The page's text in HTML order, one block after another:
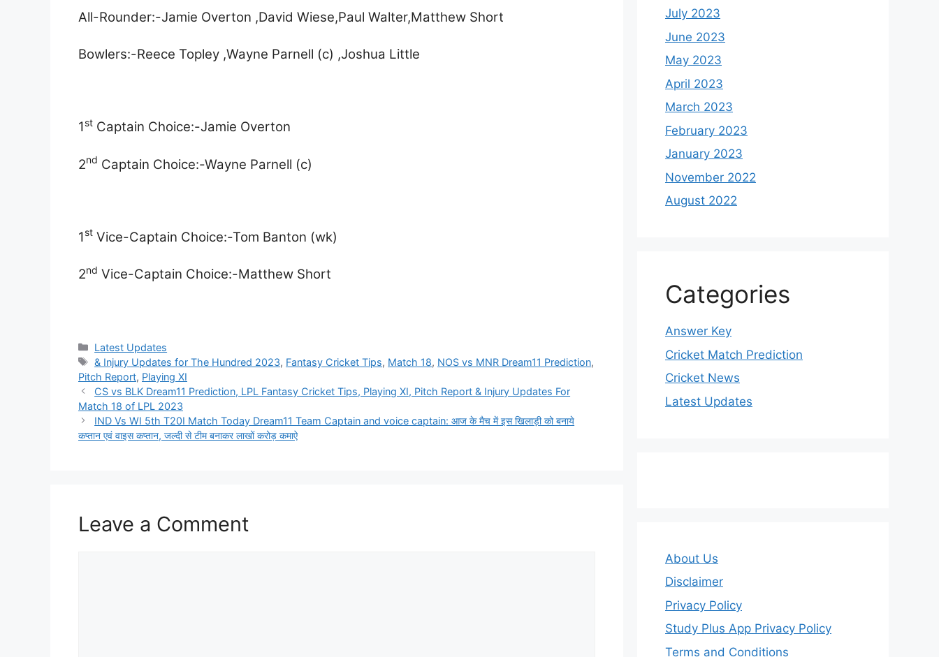
All-Rounder:-Jamie Overton ,David Wiese,Paul Walter,Matthew Short
Bowlers:-Reece Topley ,Wayne Parnell (c) ,Joshua Little
1st Captain Choice:-Jamie Overton
2nd Captain Choice:-Wayne Parnell (c)
1st Vice-Captain Choice:-Tom Banton (wk)
2nd Vice-Captain Choice:-Matthew Short
Categories
Latest Updates
Tags
& Injury Updates for The Hundred 2023, Fantasy Cricket Tips, Match 18, NOS vs MNR Dream11 Prediction,
Pitch Report, Playing XI
CS vs BLK Dream11 Prediction, LPL Fantasy Cricket Tips, Playing XI, Pitch Report & Injury Updates For
Match 18 of LPL 2023
IND Vs WI 5th T20I Match Today Dream11 Team Captain and voice captain: आज के मैच में इस खिलाड़ी को बनाये
कप्तान एवं वाइस कप्तान, जल्दी से टीम बनाकर लाखों करोड़ कमाऐ
Leave a Comment
July 2023
June 2023
May 2023
April 2023
March 2023
February 2023
January 2023
November 2022
August 2022
Categories
Answer Key
Cricket Match Prediction
Cricket News
Latest Updates
About Us
Disclaimer
Privacy Policy
Study Plus App Privacy Policy
Terms and Conditions